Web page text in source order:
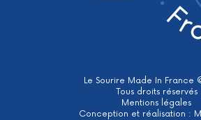
Le Sourire Made In France
Tous droits réservés
Mentions légales
Conception et réalisation :